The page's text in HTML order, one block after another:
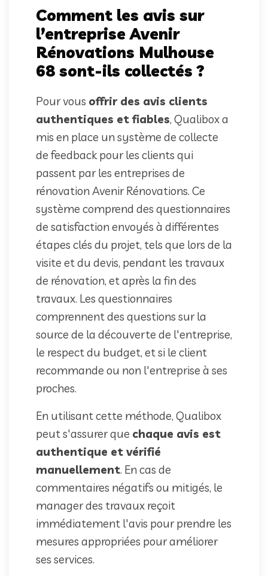
Comment les avis sur
l’entreprise Avenir
Rénovations Mulhouse
68 sont-ils collectés ?
Pour vous offrir des avis clients
authentiques et fiables, Qualibox a
mis en place un système de collecte
de feedback pour les clients qui
passent par les entreprises de
rénovation Avenir Rénovations. Ce
système comprend des questionnaires
de satisfaction envoyés à différentes
étapes clés du projet, tels que lors de la
visite et du devis, pendant les travaux
de rénovation, et après la fin des
travaux. Les questionnaires
comprennent des questions sur la
source de la découverte de l'entreprise,
le respect du budget, et si le client
recommande ou non l'entreprise à ses
proches.
En utilisant cette méthode, Qualibox
peut s'assurer que chaque avis est
authentique et vérifié
manuellement. En cas de
commentaires négatifs ou mitigés, le
manager des travaux reçoit
immédiatement l'avis pour prendre les
mesures appropriées pour améliorer
ses services.